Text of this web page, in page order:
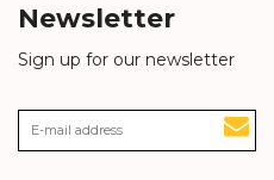
Newsletter
Sign up for our newsletter